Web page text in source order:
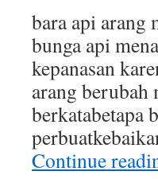
bara api arang
bunga api
kepanasan
arang berubah
berkatabetapa
Continue